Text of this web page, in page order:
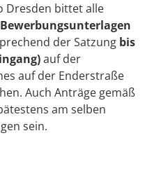
Dresden bittet alle
Bewerbungsunterlagen
der Satzung bis
auf der
auf der Enderstraße
Auch Anträge gemäß
am selben
sein.